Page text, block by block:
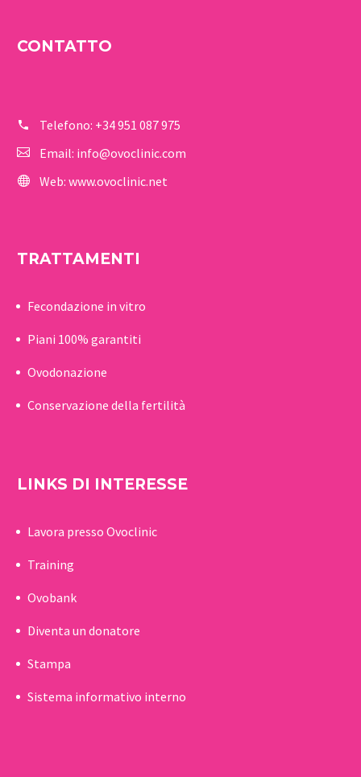
CONTATTO
Telefono: +34 951 087 975
Email: info@ovoclinic.com
Web: www.ovoclinic.net
TRATTAMENTI
Fecondazione in vitro
Piani 100% garantiti
Ovodonazione
Conservazione della fertilità
LINKS DI INTERESSE
Lavora presso Ovoclinic
Training
Ovobank
Diventa un donatore
Stampa
Sistema informativo interno